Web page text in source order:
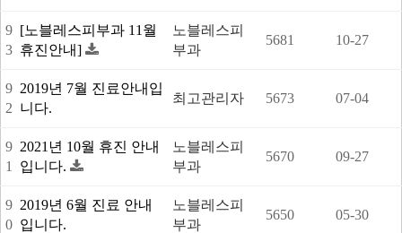
9
3
[노블레스피부과 11월
휴진안내]
노블레스피
부과
5681 10-27
9
2
2019년 7월 진료안내입
니다.
최고관리자 5673 07-04
9
1
2021년 10월 휴진 안내
입니다.
노블레스피
부과
5670 09-27
9
0
2019년 6월 진료 안내
입니다.
노블레스피
부과
5650 05-30